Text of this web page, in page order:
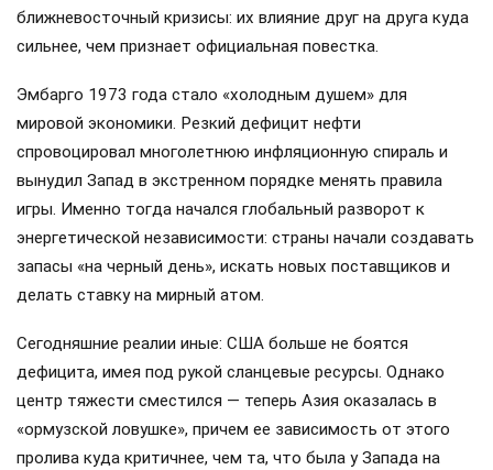
ближневосточный кризисы: их влияние друг на друга куда
сильнее, чем признает официальная повестка.
Эмбарго 1973 года стало «холодным душем» для
мировой экономики. Резкий дефицит нефти
спровоцировал многолетнюю инфляционную спираль и
вынудил Запад в экстренном порядке менять правила
игры. Именно тогда начался глобальный разворот к
энергетической независимости: страны начали создавать
запасы «на черный день», искать новых поставщиков и
делать ставку на мирный атом.
Сегодняшние реалии иные: США больше не боятся
дефицита, имея под рукой сланцевые ресурсы. Однако
центр тяжести сместился — теперь Азия оказалась в
«ормузской ловушке», причем ее зависимость от этого
пролива куда критичнее, чем та, что была у Запада на